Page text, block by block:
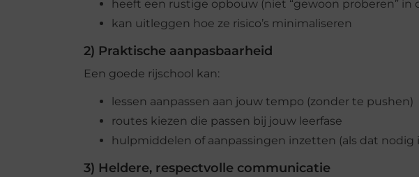
heeft een rustige opbouw (niet “gewoon proberen” in
kan uitleggen hoe ze risico’s minimaliseren
2) Praktische aanpasbaarheid
Een goede rijschool kan:
lessen aanpassen aan jouw tempo (zonder te pushen)
routes kiezen die passen bij jouw leerfase
hulpmiddelen of aanpassingen inzetten (als dat nodig
3) Heldere, respectvolle communicatie